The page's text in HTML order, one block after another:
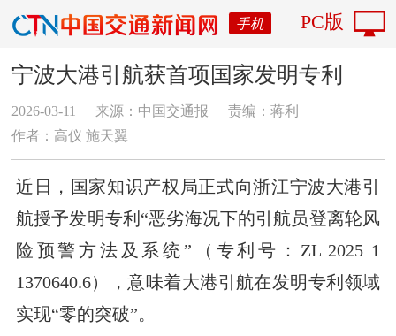
手机 PC版
宁波大港引航获首项国家发明专利
2026-03-11 来源：中国交通报
责编：蒋利
作者：高仪 施天翼
近日，国家知识产权局正式向浙江宁波大港引
航授予发明专利“恶劣海况下的引航员登离轮风
险预警方法及系统”（专利号：ZL 2025 1
1370640.6），意味着大港引航在发明专利领域
实现“零的突破”。